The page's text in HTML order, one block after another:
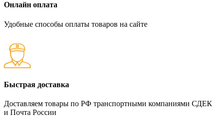
Онлайн оплата
Удобные способы оплаты товаров на сайте
Быстрая доставка
Доставляем товары по РФ транспортными компаниями СДЕК
и Почта России